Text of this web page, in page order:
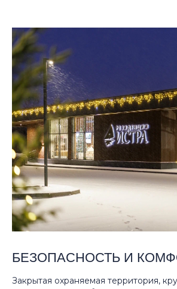
БЕЗОПАСНОСТЬ И
Закрытая охраняемая территория,